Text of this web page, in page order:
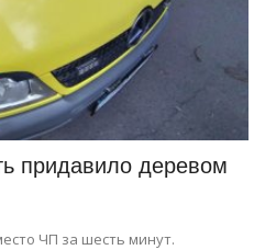
придавило деревом
ЧП за шесть минут.